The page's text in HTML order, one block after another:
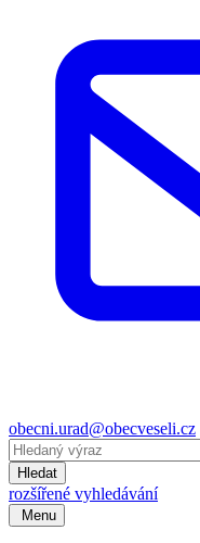
obecni.urad@obecveseli.cz
Hledat
rozšířené vyhledávání
Menu